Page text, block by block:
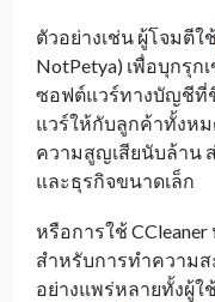
ตัวอย่างเช่น ผู้โจมตีใช้
NotPetya) เพื่อบุกรุ
ซอฟต์แวร์ทางบัญชีที่
แวร์ให้กับลูกค้าทั้งหม
ความสูญเสียนับล้าน
และธุรกิจขนาดเล็ก
หรือการใช้
สำหรับการทำความ
อย่างแพร่หลายทั้งผู้